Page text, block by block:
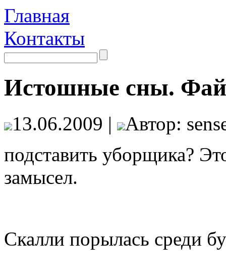
Главная
Контакты
Истошные сны.
13.06.2009 |
Автор:
подставить уборщика?
замысел.
Скалли порылась среди